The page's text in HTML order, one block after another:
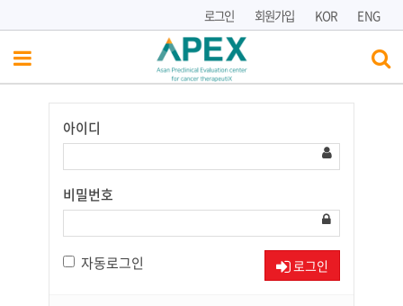
로그인 회원가입 KOR ENG
Have
Nice
Day!
아이디
비밀번호
자동로그인 로그인